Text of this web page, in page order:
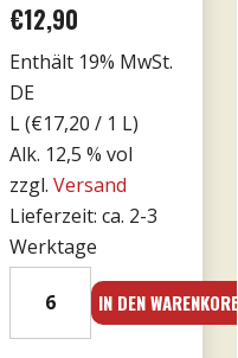
€12,90
Enthält 19% MwSt.
DE
L (€17,20 / 1 L)
Alk. 12,5 % vol
zzgl. Versand
Lieferzeit: ca. 2-3
Werktage
Le
IN DEN WARENKORB